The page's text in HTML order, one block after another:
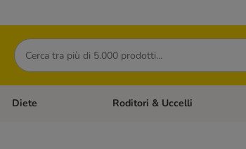
Cerca
Apri Menù Categoria: Cani
Diete Apri Menù Categoria: Diete
Roditori & Uccelli